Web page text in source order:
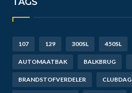
107 129 300SL 450SL
AUTOMAATBAK BALKBRUG
BRANDSTOFVERDELER CLUBDAG